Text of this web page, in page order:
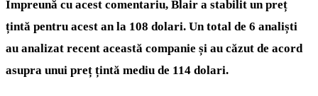
Împreună cu acest comentariu, Blair a stabilit un preț
țintă pentru acest an la 108 dolari. Un total de 6 analiști
au analizat recent această companie și au căzut de acord
asupra unui preț țintă mediu de 114 dolari.